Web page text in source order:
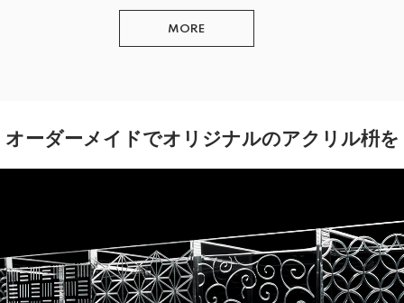
MORE
オーダーメイドでオリジナルのアクリル枡を